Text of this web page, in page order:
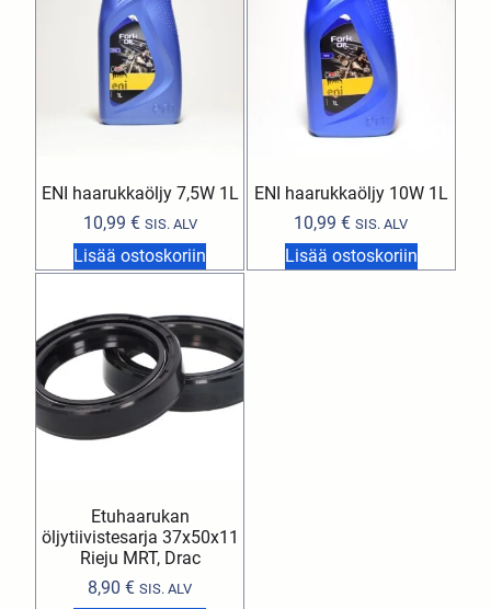
ENI haarukkaöljy 7,5W 1L
10,99 € SIS. ALV
Lisää ostoskoriin
ENI haarukkaöljy 10W 1L
10,99€ SIS. ALV
Lisää ostoskoriin
Etuhaarukan
öljytiivistesarja 37x50x11
Rieju MRT, Drac
8,90€ SIS. ALV